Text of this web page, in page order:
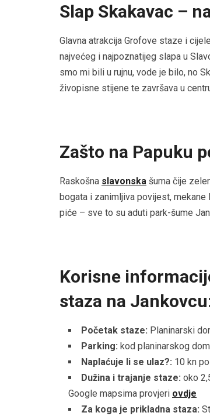
Slap Skakavac –
Glavna atrakcija Grofove staze i
najvećeg i najpoznatijeg slapa u
smo mi bili u rujnu, vode je bilo, no
živopisne stijene te završava u
Zašto na Papuku
Raskošna slavonska šuma čije
bogata i zanimljiva povijest,
piće – sve to su aduti park-šume
Korisne
staza na
Početak staze: Planinarski
Parking: kod planinarskog
Naplaćuje li se ulaz?: 10 kn
Dužina i trajanje staze: oko
Google mapsima provjeri ovdje
Za koga je prikladna staza: